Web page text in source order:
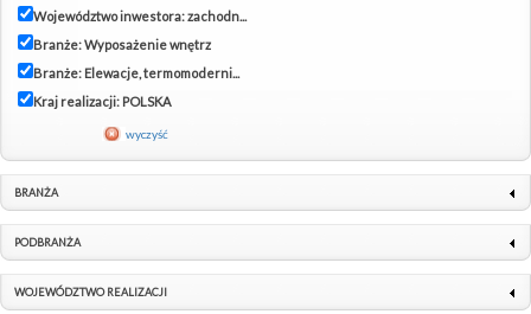
Województwo inwestora: zachodn...
Branże: Wyposażenie wnętrz
Branże: Elewacje, termomoderni...
Kraj realizacji: POLSKA
wyczyść
BRANŻA
PODBRANŻA
WOJEWÓDZTWO REALIZACJI